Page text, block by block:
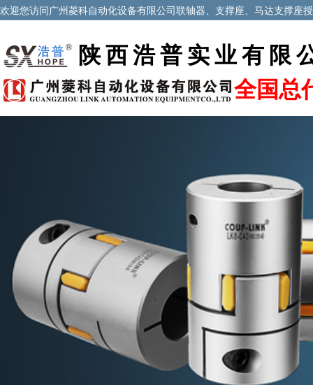
欢迎您访问 广州菱科自动化设备有限公司联轴器、支撑座、马达支撑座
陕西浩普实业有限
全国总